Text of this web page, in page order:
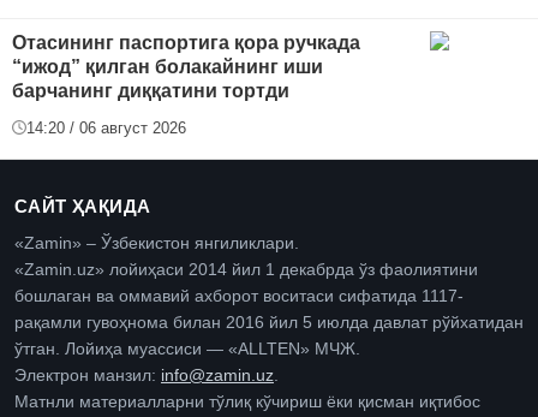
Отасининг паспортига қора ручкада
“ижод” қилган болакайнинг иши
барчанинг диққатини тортди
14:20 / 06 август 2026
САЙТ ҲАҚИДА
«Zamin» – Ўзбекистон янгиликлари.
«Zamin.uz» лойиҳаси 2014 йил 1 декабрда ўз фаолиятини
бошлаган ва оммавий ахборот воситаси сифатида 1117-
рақамли гувоҳнома билан 2016 йил 5 июлда давлат рўйхатидан
ўтган. Лойиҳа муассиси — «ALLTEN» МЧЖ.
Электрон манзил: info@zamin.uz
Матнли материалларни тўлиқ кўчириш ёки қисман иқтибос